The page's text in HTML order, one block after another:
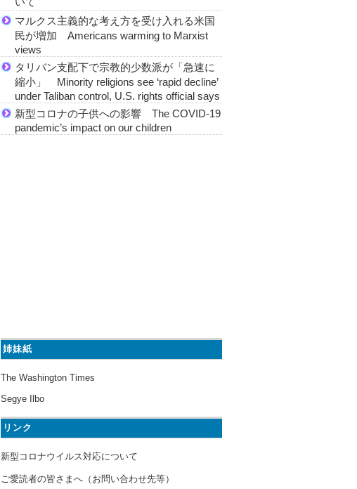
マルクス主義的な考え方を受け入れる米国
民が増加 Americans warming to Marxist
views
タリバン支配下で宗教的少数派が「急速に
縮小」 Minority religions see ‘rapid decline’
under Taliban control, U.S. rights official says
新型コロナの子供への影響 The COVID-19
pandemic’s impact on our children
姉妹紙
The Washington Times
Segye Ilbo
リンク
新型コロナウイルス対応について
ご愛読者の皆さまへ（お問い合わせ先等）